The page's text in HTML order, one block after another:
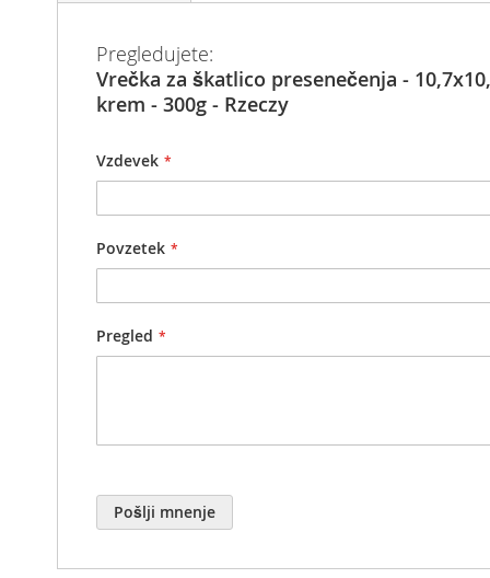
Pregledujete:
Vrečka za škatlico presenečenja -
krem - 300g - Rzeczy
Vzdevek
Povzetek
Pregled
Pošlji mnenje